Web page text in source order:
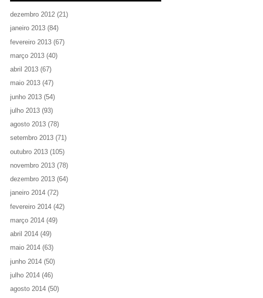
dezembro 2012 (21)
janeiro 2013 (84)
fevereiro 2013 (67)
março 2013 (40)
abril 2013 (67)
maio 2013 (47)
junho 2013 (54)
julho 2013 (93)
agosto 2013 (78)
setembro 2013 (71)
outubro 2013 (105)
novembro 2013 (78)
dezembro 2013 (64)
janeiro 2014 (72)
fevereiro 2014 (42)
março 2014 (49)
abril 2014 (49)
maio 2014 (63)
junho 2014 (50)
julho 2014 (46)
agosto 2014 (50)